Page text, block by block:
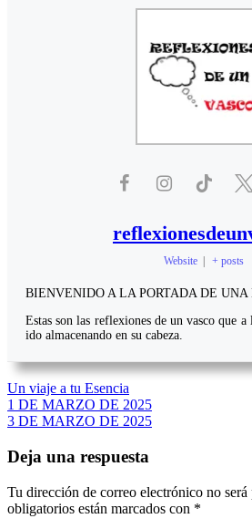
Website + posts
BIENVENIDO A LA PORTADA DE
Estas son las reflexiones de un vasco que
ido almacenando en su cabeza.
Un viaje a tu Esencia
Navegación
de
entradas
1 DE MARZO DE 2025
3 DE MARZO DE 2025
Deja una respuesta
Tu dirección de correo electrónico no será
obligatorios están marcados con *